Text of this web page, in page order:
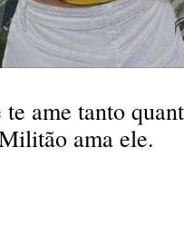
ame tanto
ama ele.